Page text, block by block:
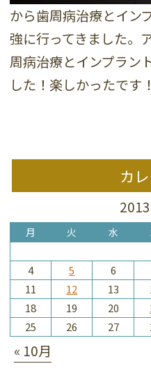
から歯周病治療とイン
強に行ってきました。
周病治療とインプラン
した！楽しかったです
カ
月 火 水
4
5 6
11
12 13
18
19 20
25
26 27
« 10月